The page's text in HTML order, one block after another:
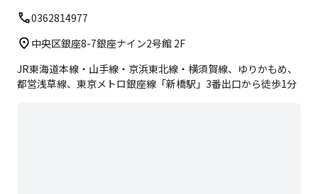
0362814977
中央区銀座8-7銀座ナイン2号館 2F
JR東海道本線・山手線・京浜東北線・横須賀線、ゆりかもめ、
都営浅草線、東京メトロ銀座線「新橋駅」3番出口から徒歩1分